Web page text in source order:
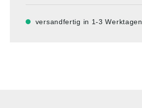
versandfertig in 1-3 Werktagen